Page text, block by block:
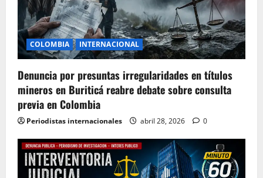
COLOMBIA INTERNACIONAL
Denuncia por presuntas irregularidades en títulos
mineros en Buriticá reabre debate sobre consulta
previa en Colombia
Periodistas internacionales abril 28, 2026 0